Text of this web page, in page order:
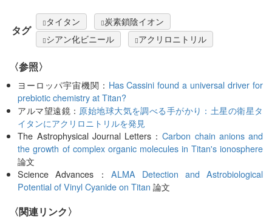
タグ
タイタン
炭素鎖陰イオン
シアン化ビニール
アクリロニトリル
〈参照〉
ヨーロッパ宇宙機関： Has Cassini found a universal driver for
prebiotic chemistry at Titan?
アルマ望遠鏡： 原始地球大気を調べる手がかり：土星の衛星タ
イタンにアクリロニトリルを発見
The Astrophysical Journal Letters：Carbon chain anions and
the growth of complex organic molecules in Titan's ionosphere
論文
Science Advances： ALMA Detection and Astrobiological
Potential of Vinyl Cyanide on Titan 論文
〈関連リンク〉